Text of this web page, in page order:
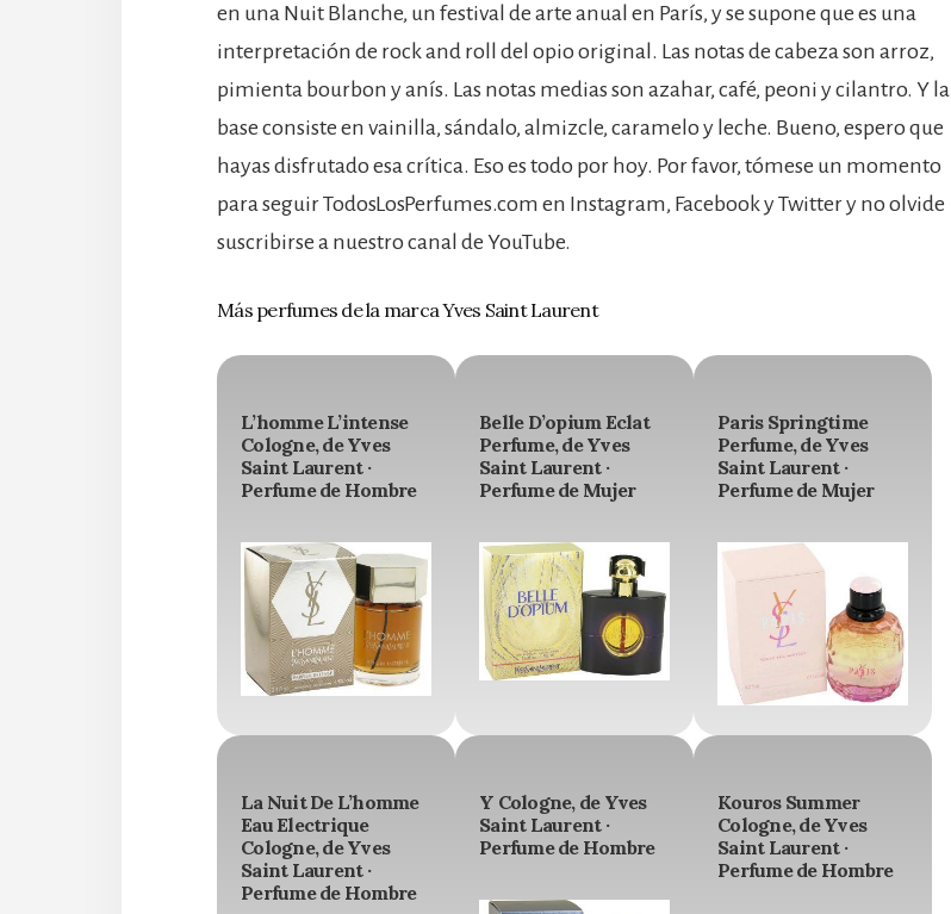
en una Nuit Blanche, un festival de arte anual en París, y se supone que es una
interpretación de rock and roll del opio original. Las notas de cabeza son arroz,
pimienta bourbon y anís. Las notas medias son azahar, café, peoni y cilantro. Y la
base consiste en vainilla, sándalo, almizcle, caramelo y leche. Bueno, espero que
hayas disfrutado esa crítica. Eso es todo por hoy. Por favor, tómese un momento
para seguir TodosLosPerfumes.com en Instagram, Facebook y Twitter y no olvide
suscribirse a nuestro canal de YouTube.
Más perfumes de la marca Yves Saint Laurent
L’homme L’intense
Cologne, de Yves
Saint Laurent ·
Perfume de Hombre
Belle D’opium Eclat
Perfume, de Yves
Saint Laurent ·
Perfume de Mujer
Paris Springtime
Perfume, de Yves
Saint Laurent ·
Perfume de Mujer
La Nuit De L’homme
Eau Electrique
Cologne, de Yves
Saint Laurent ·
Perfume de Hombre
Y Cologne, de Yves
Saint Laurent ·
Perfume de Hombre
Kouros Summer
Cologne, de Yves
Saint Laurent ·
Perfume de Hombre